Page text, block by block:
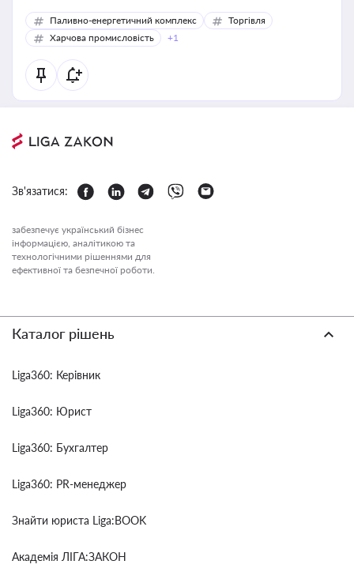
Паливно-енергетичний комплекс
Торгівля
Харчова промисловість
+1
Зв'язатися:
забезпечує український бізнес
інформацією, аналітикою та
технологічними рішеннями для
ефективної та безпечної роботи.
Каталог рішень
Liga360: Керівник
Liga360: Юрист
Liga360: Бухгалтер
Liga360: PR-менеджер
Знайти юриста Liga:BOOK
Академія ЛІГА:ЗАКОН